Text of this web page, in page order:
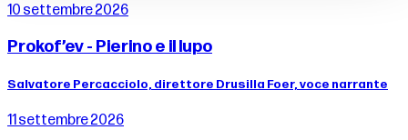
10 settembre 2026
Prokof’ev - Pierino e il lupo
Salvatore Percacciolo, direttore Drusilla Foer, voce narrante
11 settembre 2026